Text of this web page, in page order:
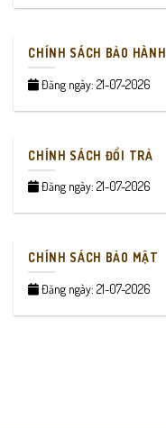
CHÍNH SÁCH BẢO HÀNH
Đăng ngày: 21-07-2026
CHÍNH SÁCH ĐỔI TRẢ
Đăng ngày: 21-07-2026
CHÍNH SÁCH BẢO MẬT
Đăng ngày: 21-07-2026